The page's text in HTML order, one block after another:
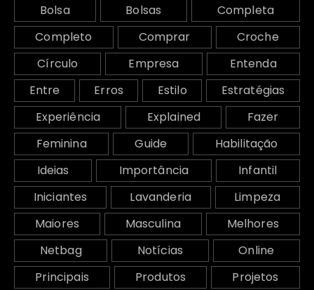
Bolsa Bolsas
Completa
Completo
Comprar
Croche
Círculo
Empresa
Entenda
Entre
Erros Estilo
Estratégias
Experiência
Explained
Fazer
Feminina
Guide
Habilitação
Ideias
Importância
Infantil
Iniciantes
Lavanderia
Limpeza
Maiores
Masculina
Melhores
Netbag
Notícias
Online
Principais
Produtos
Projetos